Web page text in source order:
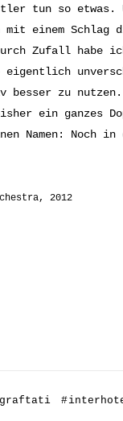
tun so etwas.
einem Schlag
Zufall habe
eigentlich
besser zu
ein ganzes
Namen: Noch
2012
graftati #